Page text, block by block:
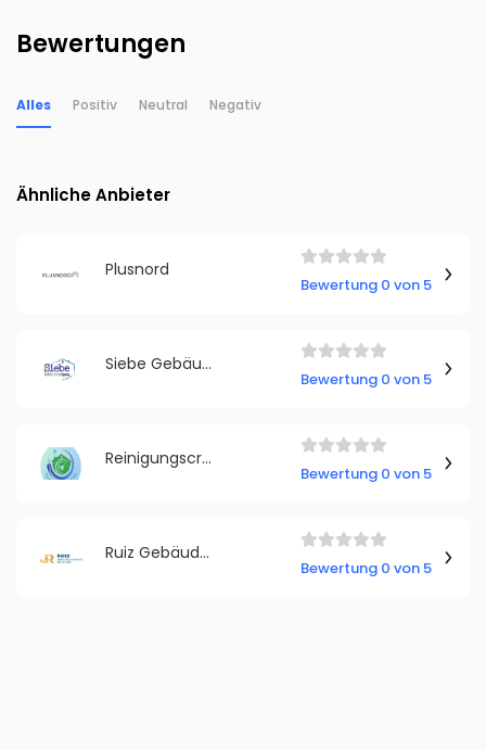
Bewertungen
Alles Positiv Neutral Negativ
Ähnliche Anbieter
Plusnord
Bewertung 0 von 5
Siebe Gebäudereinigung GmbH
Bewertung 0 von 5
Reinigungscrew 4you
Bewertung 0 von 5
Ruiz Gebäudereinigung Hamburg
Bewertung 0 von 5